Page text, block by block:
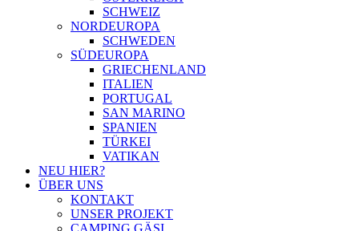
SCHWEIZ
NORDEUROPA
SCHWEDEN
SÜDEUROPA
GRIECHENLAND
ITALIEN
PORTUGAL
SAN MARINO
SPANIEN
TÜRKEI
VATIKAN
NEU HIER?
ÜBER UNS
KONTAKT
UNSER PROJEKT
CAMPING GÄSI